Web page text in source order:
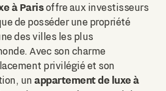
à Parisoffre aux investisseurs
de posséder une propriété
des villes les plus
Avec son charme
privilégié et son
un appartement de luxe à